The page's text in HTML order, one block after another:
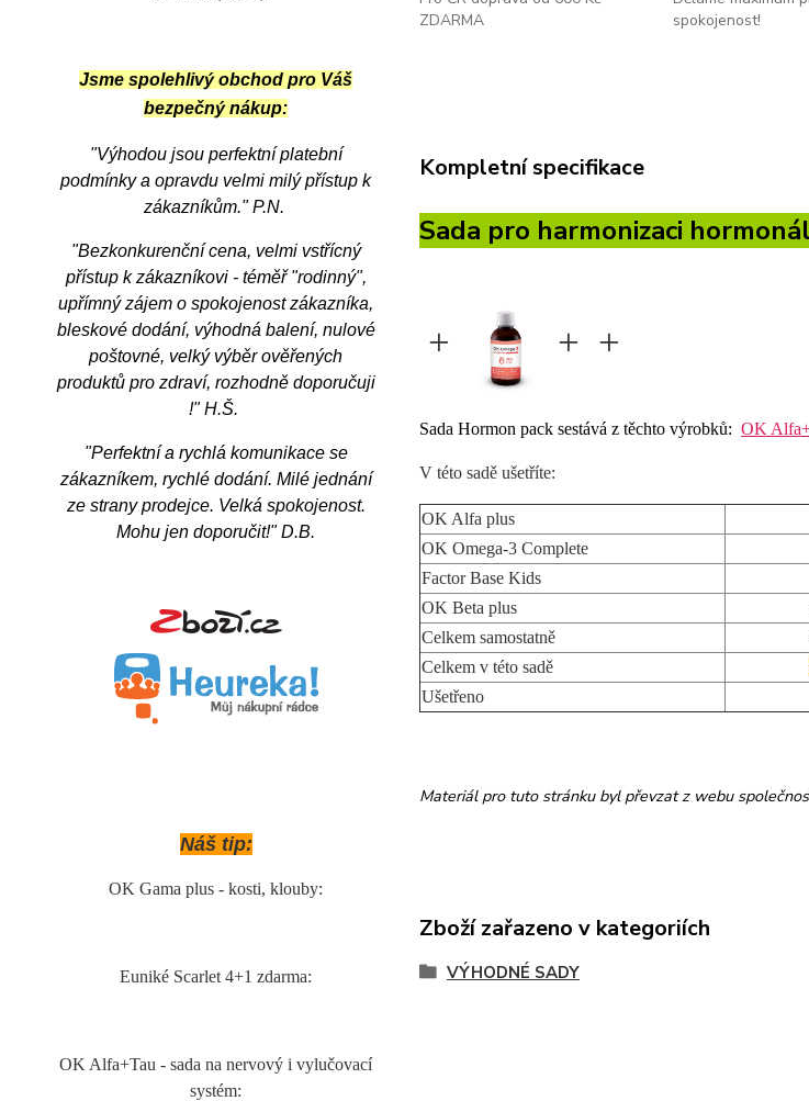
Jsme spolehlivý obchod pro Váš
bezpečný nákup:
"Výhodou jsou perfektní platební
podmínky a opravdu velmi milý přístup k
zákazníkům." P.N.
"Bezkonkurenční cena, velmi vstřícný
přístup k zákazníkovi - téměř "rodinný",
upřímný zájem o spokojenost zákazníka,
bleskové dodání, výhodná balení, nulové
poštovné, velký výběr ověřených
produktů pro zdraví, rozhodně doporučuji
!" H.Š.
"Perfektní a rychlá komunikace se
zákazníkem, rychlé dodání. Milé jednání
ze strany prodejce. Velká spokojenost.
Mohu jen doporučit!" D.B.
Náš tip:
OK Gama plus - kosti, klouby:
Euniké Scarlet 4+1 zdarma:
OK Alfa+Tau - sada na nervový i vylučovací
systém:
ZDARMA
spokojenost!
Kompletní specifikace
Sada pro harmonizaci
+ + +
Sada Hormon pack sestává z těchto výrobků: OK
V této sadě ušetříte:
OK Alfa plus
OK Omega-3 Complete
Factor Base Kids
OK Beta plus
Celkem samostatně
Celkem v této sadě
Ušetřeno
Materiál pro tuto stránku byl převzat z webu
Zboží zařazeno v kategoriích
VÝHODNÉ SADY